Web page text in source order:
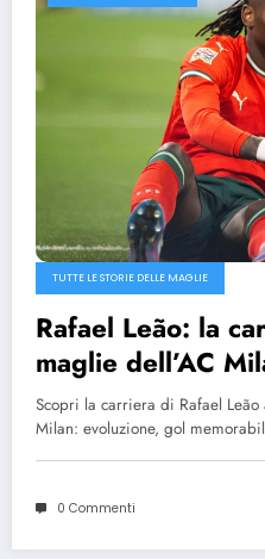
TUTTE LE STORIE DELLE MAGLIE
Rafael Leão: la
maglie dell’AC
Scopri la carriera di Rafael Leão
Milan: evoluzione, gol
0 Commenti